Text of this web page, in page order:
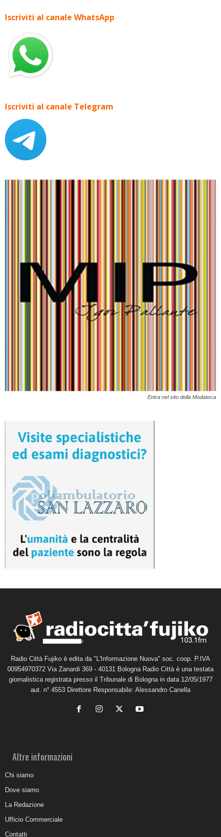
Iscriviti al canale WhatsApp
Iscriviti al canale Telegram
Entra nel sito della Modateca
Radio Città Fujiko è edita da "L'Informazione Nuova" soc. coop. P.IVA
00954970372 Via Zanardi 369 - 40131 Bologna Radio Città è una testata
giornalistica registrata presso il Tribunale di Bologna in data 12/05/1977
aut. n° 4553 Direttore Responsabile: Alessandro Canella
Altre informazioni
Chi siamo
Dove siamo
La Redazione
Ufficio Commerciale
Contatti